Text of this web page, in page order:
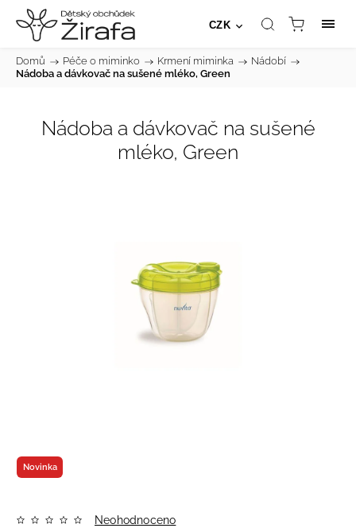
CZK
Domů / Péče o miminko / Krmení miminka / Nádobí /
Nádoba a dávkovač na sušené mléko, Green
Nádoba a dávkovač na sušené
mléko, Green
Novinka
Neohodnoceno